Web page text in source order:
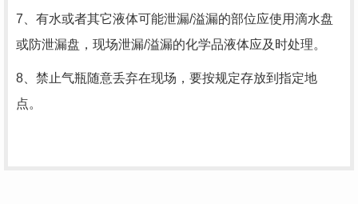
7、有水或者其它液体可能泄漏/溢漏的部位应使用滴水盘
或防泄漏盘，现场泄漏/溢漏的化学品液体应及时处理。
8、禁止气瓶随意丢弃在现场，要按规定存放到指定地
点。